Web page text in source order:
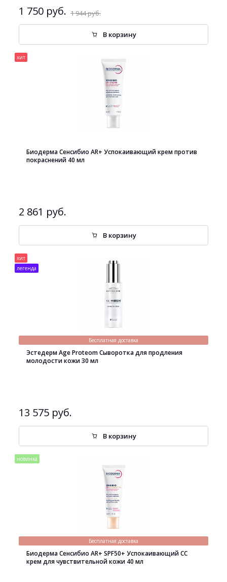
1 750 руб. 1 944 руб.
В корзину
хит
Биодерма Сенсибио AR+ Успокаивающий крем против
покраснений 40 мл
2 861 руб.
В корзину
хит
легенда
Бесплатная доставка
Эстедерм Age Proteom Сыворотка для продления
молодости кожи 30 мл
13 575 руб.
В корзину
новинка
Бесплатная доставка
Биодерма Сенсибио AR+ SPF50+ Успокаивающий СС
крем для чувствительной кожи 40 мл